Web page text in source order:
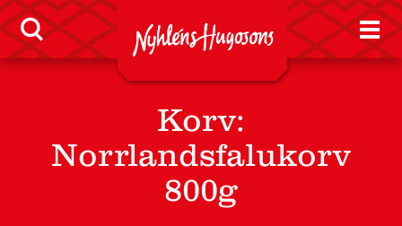
Korv:
Norrlandsfalukorv
800g